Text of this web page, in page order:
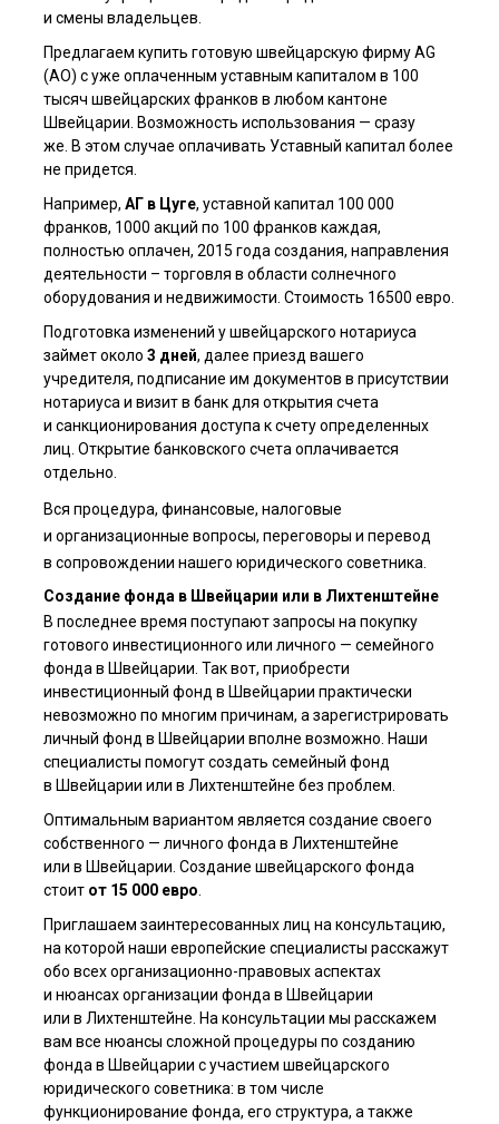
и смены владельцев.
Предлагаем купить готовую швейцарскую фирму AG
(АО) с уже оплаченным уставным капиталом в 100
тысяч швейцарских франков в любом кантоне
Швейцарии. Возможность использования — сразу
же. В этом случае оплачивать Уставный капитал более
не придется.
Например, АГ в Цуге, уставной капитал 100 000
франков, 1000 акций по 100 франков каждая,
полностью оплачен, 2015 года создания, направления
деятельности – торговля в области солнечного
оборудования и недвижимости. Стоимость 16500 евро.
Подготовка изменений у швейцарского нотариуса
займет около 3 дней, далее приезд вашего
учредителя, подписание им документов в присутствии
нотариуса и визит в банк для открытия счета
и санкционирования доступа к счету определенных
лиц. Открытие банковского счета оплачивается
отдельно.
Вся процедура, финансовые, налоговые
и организационные вопросы, переговоры и перевод
в сопровождении нашего юридического советника.
Создание фонда в Швейцарии или в Лихтенштейне
В последнее время поступают запросы на покупку
готового инвестиционного или личного — семейного
фонда в Швейцарии. Так вот, приобрести
инвестиционный фонд в Швейцарии практически
невозможно по многим причинам, а зарегистрировать
личный фонд в Швейцарии вполне возможно. Наши
специалисты помогут создать семейный фонд
в Швейцарии или в Лихтенштейне без проблем.
Оптимальным вариантом является создание своего
собственного — личного фонда в Лихтенштейне
или в Швейцарии. Создание швейцарского фонда
стоит от 15 000 евро
Приглашаем заинтересованных лиц на консультацию,
на которой наши европейские специалисты расскажут
обо всех организационно-правовых аспектах
и нюансах организации фонда в Швейцарии
или в Лихтенштейне. На консультации мы расскажем
вам все нюансы сложной процедуры по созданию
фонда в Швейцарии с участием швейцарского
юридического советника: в том числе
функционирование фонда, его структура, а также